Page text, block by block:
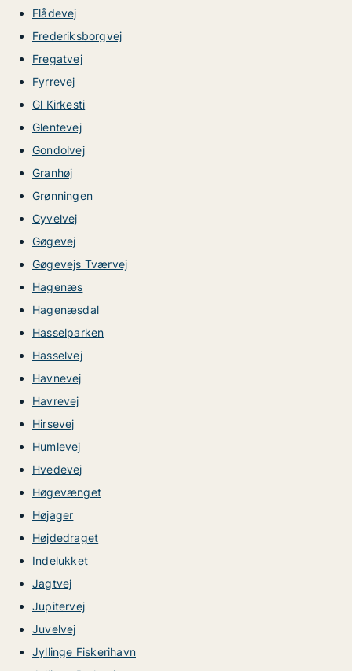
Flådevej
Frederiksborgvej
Fregatvej
Fyrrevej
Gl Kirkesti
Glentevej
Gondolvej
Granhøj
Grønningen
Gyvelvej
Gøgevej
Gøgevejs Tværvej
Hagenæs
Hagenæsdal
Hasselparken
Hasselvej
Havnevej
Havrevej
Hirsevej
Humlevej
Hvedevej
Høgevænget
Højager
Højdedraget
Indelukket
Jagtvej
Jupitervej
Juvelvej
Jyllinge Fiskerihavn